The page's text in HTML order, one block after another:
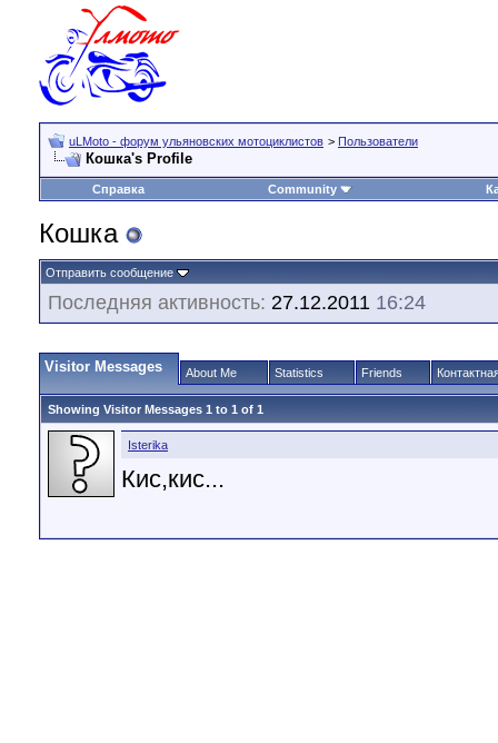
uLMoto - форум ульяновских мотоциклистов > Пользователи
Кошка's Profile
Справка Community
Кошка
Отправить сообщение
Последняя активность: 27.12.2011 16:24
Visitor Messages About Me Statistics Friends
Showing Visitor Messages 1 to 1 of 1
Isterika
Кис,кис...